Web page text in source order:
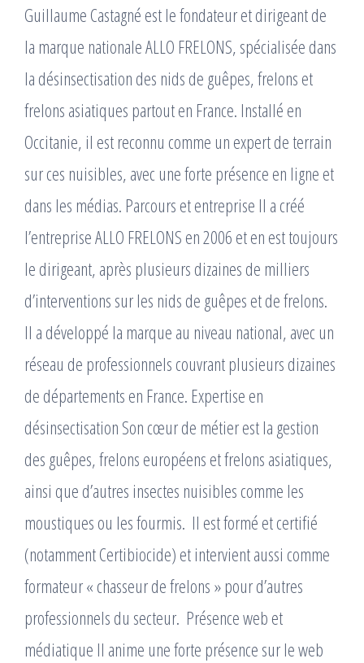
Guillaume Castagné est le fondateur et dirigeant de
la marque nationale ALLO FRELONS, spécialisée dans
la désinsectisation des nids de guêpes, frelons et
frelons asiatiques partout en France. Installé en
Occitanie, il est reconnu comme un expert de terrain
sur ces nuisibles, avec une forte présence en ligne et
dans les médias. Parcours et entreprise Il a créé
l’entreprise ALLO FRELONS en 2006 et en est toujours
le dirigeant, après plusieurs dizaines de milliers
d’interventions sur les nids de guêpes et de frelons. ​
Il a développé la marque au niveau national, avec un
réseau de professionnels couvrant plusieurs dizaines
de départements en France. Expertise en
désinsectisation Son cœur de métier est la gestion
des guêpes, frelons européens et frelons asiatiques,
ainsi que d’autres insectes nuisibles comme les
moustiques ou les fourmis. ​ Il est formé et certifié
(notamment Certibiocide) et intervient aussi comme
formateur « chasseur de frelons » pour d’autres
professionnels du secteur. ​ Présence web et
médiatique Il anime une forte présence sur le web